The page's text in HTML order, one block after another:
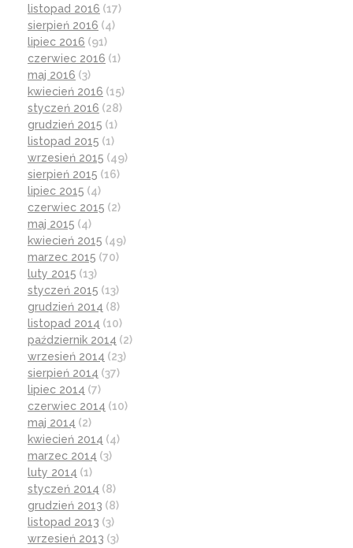
listopad 2016 (17)
sierpień 2016 (4)
lipiec 2016 (91)
czerwiec 2016 (1)
maj 2016 (3)
kwiecień 2016 (15)
styczeń 2016 (28)
grudzień 2015 (1)
listopad 2015 (1)
wrzesień 2015 (49)
sierpień 2015 (16)
lipiec 2015 (4)
czerwiec 2015 (2)
maj 2015 (4)
kwiecień 2015 (49)
marzec 2015 (70)
luty 2015 (13)
styczeń 2015 (13)
grudzień 2014 (8)
listopad 2014 (10)
październik 2014 (2)
wrzesień 2014 (23)
sierpień 2014 (37)
lipiec 2014 (7)
czerwiec 2014 (10)
maj 2014 (2)
kwiecień 2014 (4)
marzec 2014 (3)
luty 2014 (1)
styczeń 2014 (8)
grudzień 2013 (8)
listopad 2013 (3)
wrzesień 2013 (3)